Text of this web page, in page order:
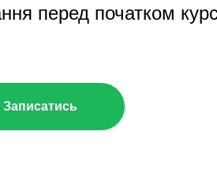
перед початком
Записатись